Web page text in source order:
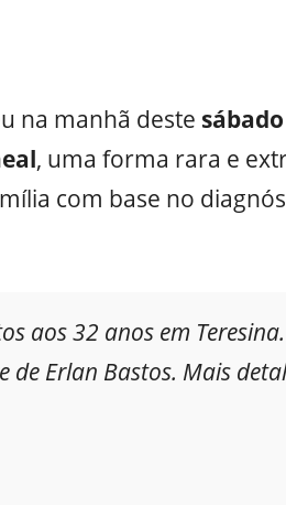
na manhã deste
, uma forma rara e
com base no
aos 32 anos em Teresina.
Erlan Bastos. Mais